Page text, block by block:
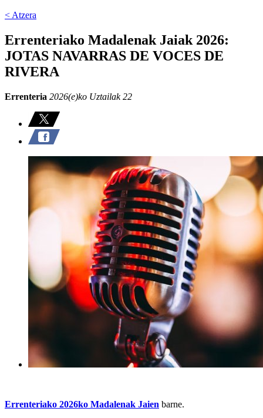
< Atzera
Errenteriako Madalenak Jaiak 2026:
JOTAS NAVARRAS DE VOCES DE
RIVERA
Errenteria 2026(e)ko Uztailak 22
Errenteriako 2026ko Madalenak Jaien barne.